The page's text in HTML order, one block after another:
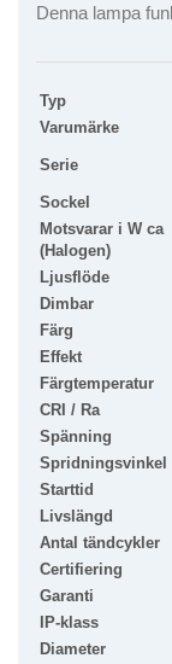
Denna lampa
Typ
Varumärke
Serie
Sockel
Motsvarar i W ca
(Halogen)
Ljusflöde
Dimbar
Färg
Effekt
Färgtemperatur
CRI / Ra
Spänning
Spridningsvinkel
Starttid
Livslängd
Antal tändcykler
Certifiering
Garanti
IP-klass
Diameter